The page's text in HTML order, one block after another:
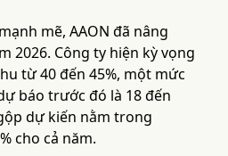
mẽ, AAON đã nâng
2026. Công ty hiện kỳ vọng
từ 40 đến 45%, một mức
báo trước đó là 18 đến
dự kiến nằm trong
cho cả năm.